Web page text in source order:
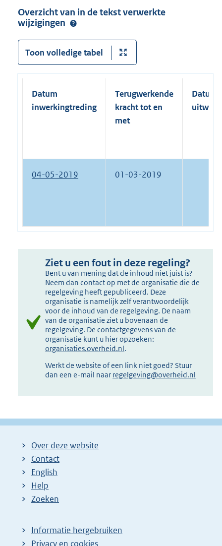
Overzicht van in de tekst verwerkte
wijzigingen
Toon volledige tabel
Datum
inwerkingtreding
Terugwerkende
kracht tot en
met
Datum
04-05-2019 01-03-2019
Ziet u een fout in deze regeling?
Bent u van mening dat de inhoud niet juist is?
Neem dan contact op met de organisatie die de
regelgeving heeft gepubliceerd. Deze
organisatie is namelijk zelf verantwoordelijk
voor de inhoud van de regelgeving. De naam
van de organisatie ziet u bovenaan de
regelgeving. De contactgegevens van de
organisatie kunt u hier opzoeken:
organisaties.overheid.nl.
Werkt de website of een link niet goed? Stuur
dan een e-mail naar regelgeving@overheid.nl
Over deze website
Contact
English
Help
Zoeken
Informatie hergebruiken
Privacy en cookies